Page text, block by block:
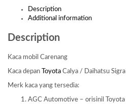
Description
Additional information
Description
Kaca mobil Carenang
Kaca depan Toyota Calya / Daihatsu Sigra
Merk kaca yang tersedia:
AGC Automotive – orisinil Toyota